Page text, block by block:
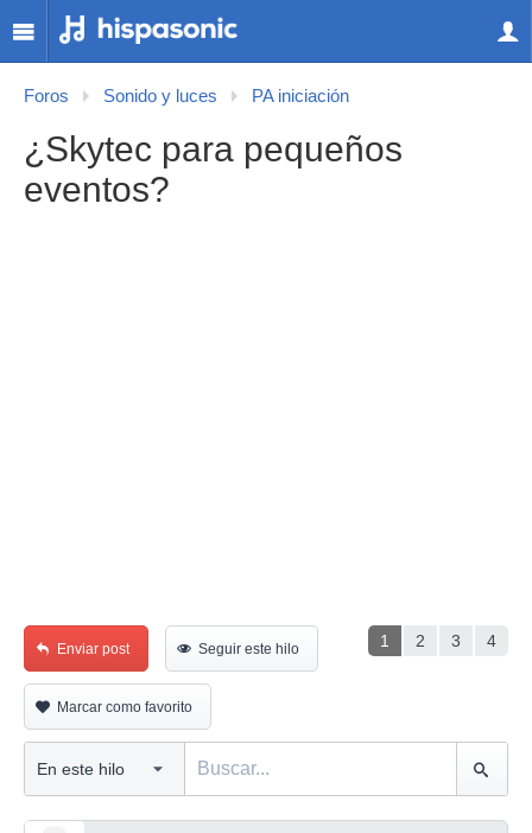
Foros Sonido y luces PA iniciación
¿Skytec para pequeños
eventos?
1 2 3 4
Enviar post Seguir este hilo
Marcar como favorito